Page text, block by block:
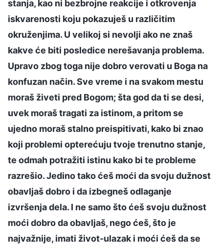
stanja, kao ni bezbrojne reakcije i otkrovenja
iskvarenosti koju pokazuješ u različitim
okruženjima. U velikoj si nevolji ako ne znaš
kakve će biti posledice nerešavanja problema.
Upravo zbog toga nije dobro verovati u Boga na
konfuzan način. Sve vreme i na svakom mestu
moraš živeti pred Bogom; šta god da ti se desi,
uvek moraš tragati za istinom, a pritom se
ujedno moraš stalno preispitivati, kako bi znao
koji problemi opterećuju tvoje trenutno stanje,
te odmah potražiti istinu kako bi te probleme
razrešio. Jedino tako ćeš moći da svoju dužnost
obavljaš dobro i da izbegneš odlaganje
izvršenja dela. I ne samo što ćeš svoju dužnost
moći dobro da obavljaš, nego ćeš, što je
najvažnije, imati život-ulazak i moći ćeš da se